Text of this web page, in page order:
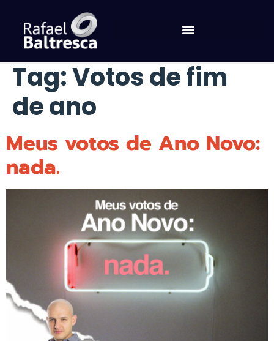
Tag:Votos de fim
de ano
Meus votos de Ano Novo:
nada.